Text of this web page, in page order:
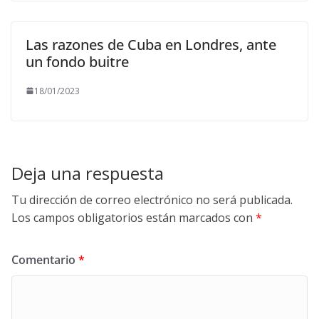
Las razones de Cuba en Londres, ante
un fondo buitre
18/01/2023
Deja una respuesta
Tu dirección de correo electrónico no será publicada.
Los campos obligatorios están marcados con *
Comentario *